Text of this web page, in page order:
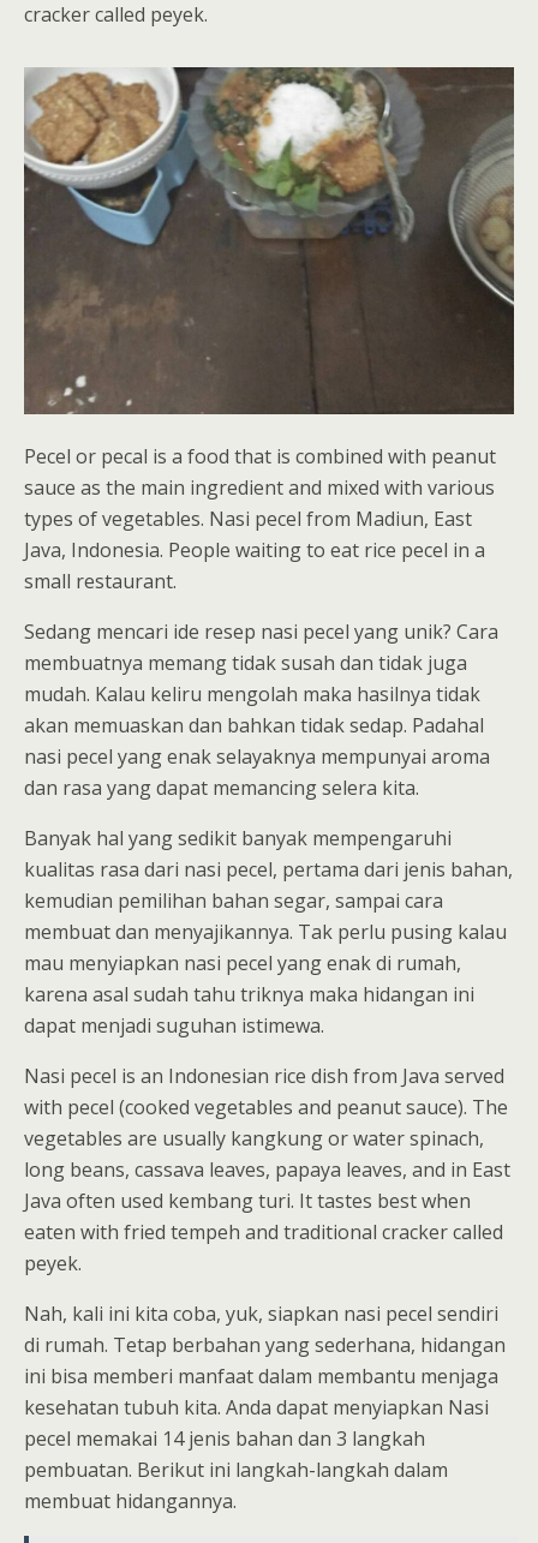
cracker called peyek.
Pecel or pecal is a food that is combined with peanut
sauce as the main ingredient and mixed with various
types of vegetables. Nasi pecel from Madiun, East
Java, Indonesia. People waiting to eat rice pecel in a
small restaurant.
Sedang mencari ide resep nasi pecel yang unik? Cara
membuatnya memang tidak susah dan tidak juga
mudah. Kalau keliru mengolah maka hasilnya tidak
akan memuaskan dan bahkan tidak sedap. Padahal
nasi pecel yang enak selayaknya mempunyai aroma
dan rasa yang dapat memancing selera kita.
Banyak hal yang sedikit banyak mempengaruhi
kualitas rasa dari nasi pecel, pertama dari jenis bahan,
kemudian pemilihan bahan segar, sampai cara
membuat dan menyajikannya. Tak perlu pusing kalau
mau menyiapkan nasi pecel yang enak di rumah,
karena asal sudah tahu triknya maka hidangan ini
dapat menjadi suguhan istimewa.
Nasi pecel is an Indonesian rice dish from Java served
with pecel (cooked vegetables and peanut sauce). The
vegetables are usually kangkung or water spinach,
long beans, cassava leaves, papaya leaves, and in East
Java often used kembang turi. It tastes best when
eaten with fried tempeh and traditional cracker called
peyek.
Nah, kali ini kita coba, yuk, siapkan nasi pecel sendiri
di rumah. Tetap berbahan yang sederhana, hidangan
ini bisa memberi manfaat dalam membantu menjaga
kesehatan tubuh kita. Anda dapat menyiapkan Nasi
pecel memakai 14 jenis bahan dan 3 langkah
pembuatan. Berikut ini langkah-langkah dalam
membuat hidangannya.